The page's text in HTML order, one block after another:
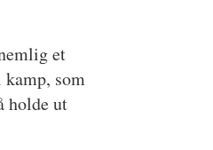
et
som
holde ut